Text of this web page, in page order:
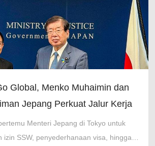
Global, Menko Muhaimin dan
Jepang Perkuat Jalur Kerja
Menteri Jepang di Tokyo untuk
izin SSW, penyederhanaan visa, hingga